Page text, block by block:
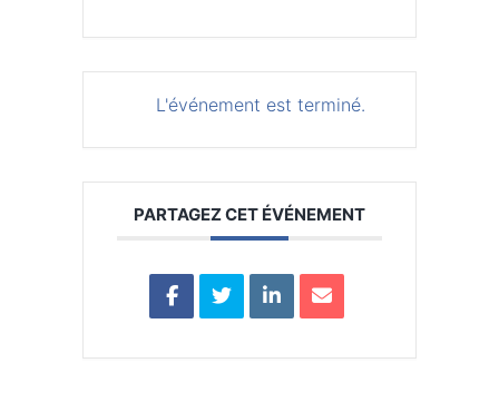
L'événement est terminé.
PARTAGEZ CET ÉVÉNEMENT